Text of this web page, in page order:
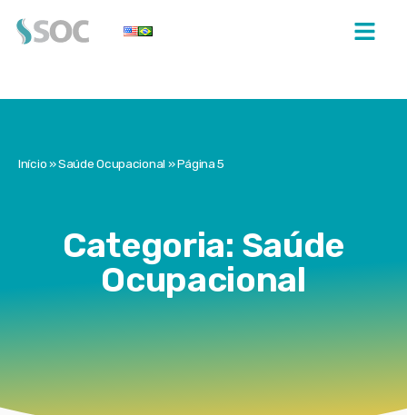
Início»Saúde Ocupacional »Página 5
Categoria: Saúde
Ocupacional